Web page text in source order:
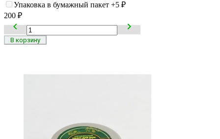
Упаковка в бумажный пакет +5 ₽
200 ₽
 